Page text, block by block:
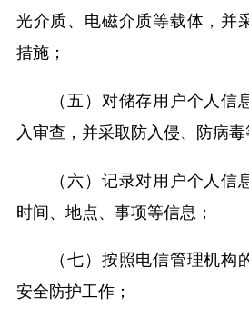
光介质、电磁介质等载体，并
措施；
（五）对储存用户个人信
入审查，并采取防入侵、防病毒
（六）记录对用户个人信息
时间、地点、事项等信息；
（七）按照电信管理机构
安全防护工作；